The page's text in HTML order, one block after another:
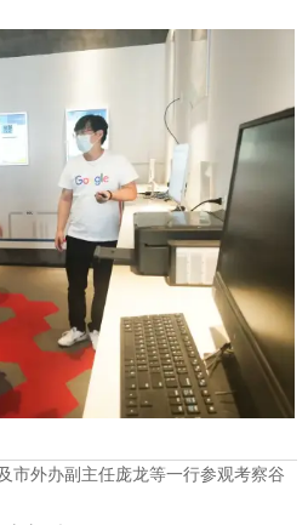
市外办副主任庞龙等一行参观考察谷